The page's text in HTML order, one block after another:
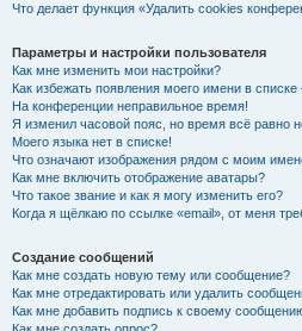
Что делает функция «Удалить cookies
Параметры и настройки пользователя
Как мне изменить мои настройки?
Как избежать появления моего имени в
На конференции неправильное время!
Я изменил часовой пояс, но время всё равно
Моего языка нет в списке!
Что означают изображения рядом с моим
Как мне включить отображение аватары?
Что такое звание и как я могу изменить его?
Когда я щёлкаю по ссылке «email», от меня
Создание сообщений
Как мне создать новую тему или сообщение?
Как мне отредактировать или удалить
Как мне добавить подпись к своему